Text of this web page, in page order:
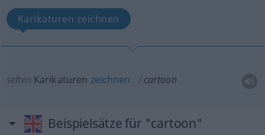
Karikaturen zeichnen
selten Karikaturen zeichnen cartoon
Beispielsätze für "cartoon"